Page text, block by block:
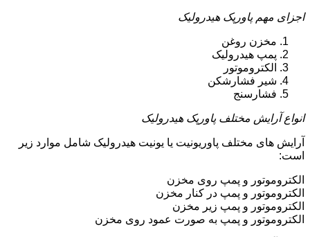
اجزای مهم پاورپک هیدرولیک
مخزن روغن
پمپ هیدرولیک
الکتروموتور
شیر فشارشکن
فشارسنج
انواع آرایش مختلف پاورپک هیدرولیک
آرایش های مختلف پاوریونیت یا یونیت هیدرولیک شامل موارد زیر
است:
الکتروموتور و پمپ روی مخزن
الکتروموتور و پمپ در کنار مخزن
الکتروموتور و پمپ زیر مخزن
الکتروموتور و پمپ به صورت عمود روی مخزن